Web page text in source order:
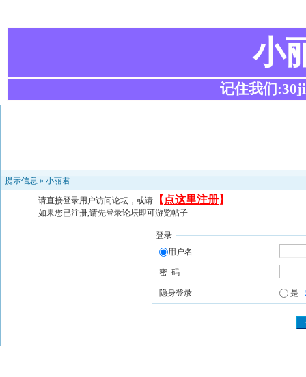
小
记住我们
提示信息 » 小丽君
请直接登录用户访问论坛，或请 【 点这里注册】
如果您已注册,请先登录论坛即可游览帖子
登录
用户名
密 码
隐身登录 是